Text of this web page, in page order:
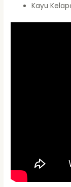
Kayu